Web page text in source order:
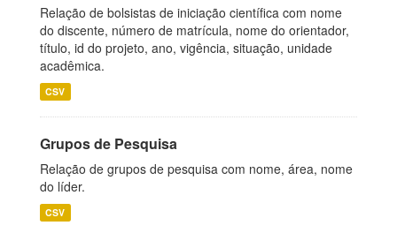
Relação de bolsistas de iniciação científica com nome
do discente, número de matrícula, nome do orientador,
título, id do projeto, ano, vigência, situação, unidade
acadêmica.
CSV
Grupos de Pesquisa
Relação de grupos de pesquisa com nome, área, nome
do líder.
CSV